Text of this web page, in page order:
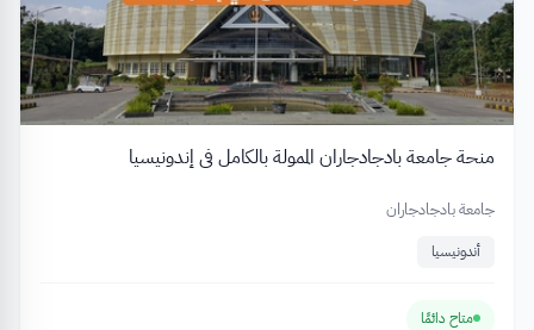
منحة جامعة بادجادجاران الممولة بالكامل في إندونيسيا
جامعة بادجادجاران
أندونيسيا
متاح دائمًا